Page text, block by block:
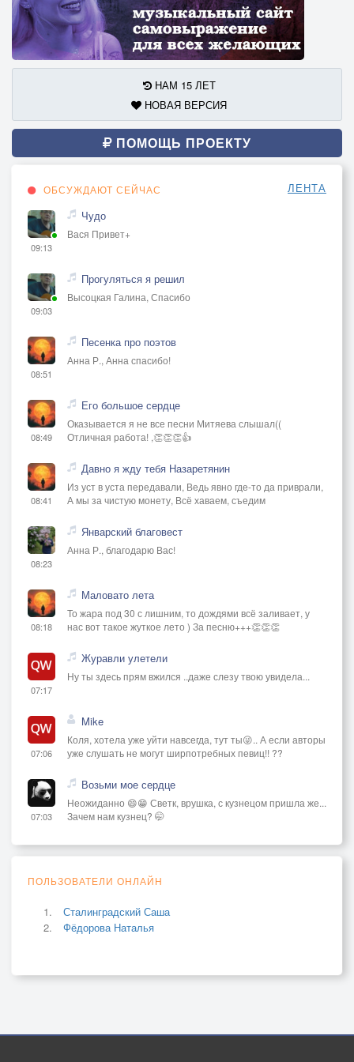
Оголтелой толпе
Я не могу предоставить
Однозначный ответ
Хитин набросив на кожу
В массы я поползу
Вместе со всеми без толку
Сотрясать пустоту
НАМ 15 ЛЕТ
НОВАЯ ВЕРСИЯ
ПОМОЩЬ ПРОЕКТУ
ОБСУЖДАЮТ СЕЙЧАС ЛЕНТА
09:13
Чудо
Вася Привет+
09:03
Прогуляться я решил
Высоцкая Галина, Спасибо
08:51
Песенка про поэтов
Анна Р., Анна спасибо!
08:49
Его большое сердце
Оказывается я не все песни Митяева слышал((
Отличная работа! ,👏👏👏👍
08:41
Давно я жду тебя Назаретянин
Из уст в уста передавали, Ведь явно где-то да приврали,
А мы за чистую монету, Всё хаваем, съедим
08:23
Январский благовест
Анна Р., благодарю Вас!
08:18
Маловато лета
То жара под 30 с лишним, то дождями всё заливает, у
нас вот такое жуткое лето ) За песню+++👏👏👏
07:17
Журавли улетели
Ну ты здесь прям вжился ..даже слезу твою увидела...
07:06
Mike
Коля, хотела уже уйти навсегда, тут ты😜.. А если авторы
уже слушать не могут ширпотребных певиц!! ??
07:03
Возьми мое сердце
Неожиданно 😄😁 Светк, врушка, с кузнецом пришла же...
Зачем нам кузнец? 🤭
ПОЛЬЗОВАТЕЛИ ОНЛАЙН
Сталинградский Саша
Фёдорова Наталья